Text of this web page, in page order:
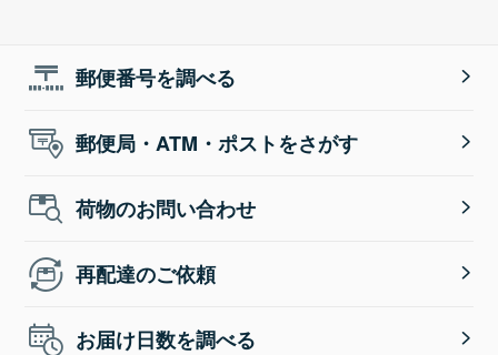
郵便番号を調べる
郵便局・ATM・ポストをさがす
荷物のお問い合わせ
再配達のご依頼
お届け日数を調べる